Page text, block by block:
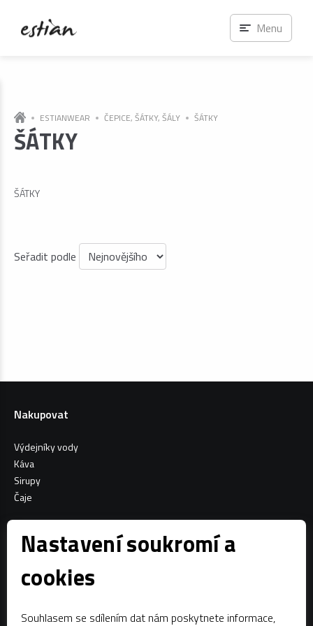
Nastavení soukromí a
cookies
Souhlasem se sdílením dat nám poskytnete informace,
ESTIANWEAR ČEPICE, ŠÁTKY, ŠÁLY ŠÁTKY
ŠÁTKY
ŠÁTKY
Seřadit podle
Nakupovat
Výdejníky vody
Káva
Sirupy
Čaje
Menu